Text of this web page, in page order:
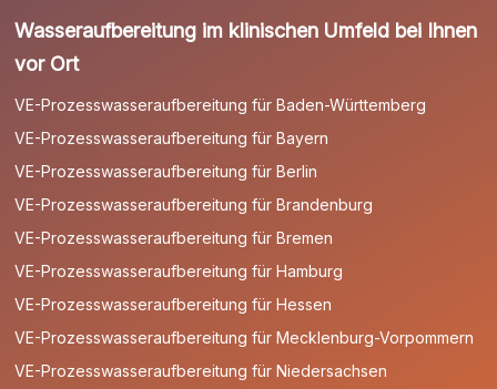
Wasseraufbereitung im klinischen Umfeld bei Ihnen
vor Ort
VE-Prozesswasseraufbereitung für Baden-Württemberg
VE-Prozesswasseraufbereitung für Bayern
VE-Prozesswasseraufbereitung für Berlin
VE-Prozesswasseraufbereitung für Brandenburg
VE-Prozesswasseraufbereitung für Bremen
VE-Prozesswasseraufbereitung für Hamburg
VE-Prozesswasseraufbereitung für Hessen
VE-Prozesswasseraufbereitung für Mecklenburg-Vorpommern
VE-Prozesswasseraufbereitung für Niedersachsen